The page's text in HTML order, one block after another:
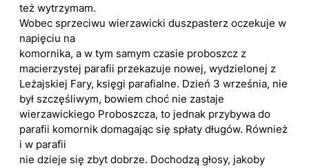
też wytrzymam.
Wobec sprzeciwu wierzawicki duszpasterz oczekuje w
napięciu na
komornika, a w tym samym czasie proboszcz z
macierzystej parafii przekazuje nowej, wydzielonej z
Leżajskiej Fary, księgi parafialne. Dzień 3 września, nie
był szczęśliwym, bowiem choć nie zastaje
wierzawickiego Proboszcza, to jednak przybywa do
parafii komornik domagając się spłaty długów. Również
i w parafii
nie dzieje się zbyt dobrze. Dochodzą głosy, jakoby